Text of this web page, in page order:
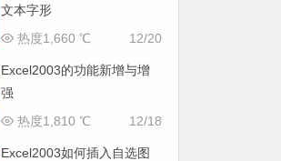
文本字形
12/20
热度1,660 ℃
Excel2003的功能新增与增
强
12/18
热度1,810 ℃
Excel2003如何插入自选图